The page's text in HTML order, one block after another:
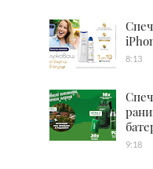
8:13
9:18